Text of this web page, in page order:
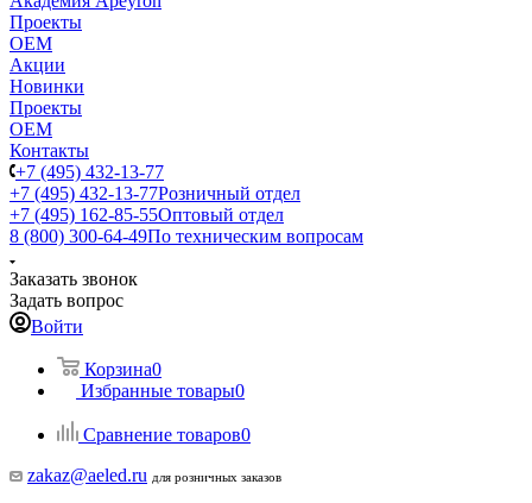
Проекты
ОЕМ
Акции
Новинки
Проекты
ОЕМ
Контакты
+7 (495) 432-13-77
+7 (495) 432-13-77Розничный отдел
+7 (495) 162-85-55Оптовый отдел
8 (800) 300-64-49По техническим вопросам
Заказать звонок
Задать вопрос
Войти
Корзина0
Избранные товары0
Сравнение товаров0
zakaz@aeled.ru для розничных заказов